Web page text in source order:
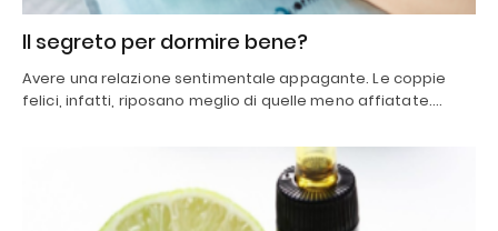
Il segreto per dormire bene?
Avere una relazione sentimentale appagante. Le coppie
felici, infatti, riposano meglio di quelle meno affiatate.…